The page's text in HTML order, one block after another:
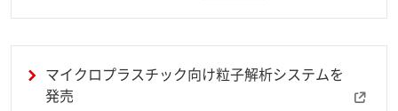
マイクロプラスチック向け粒子解析システムを
発売